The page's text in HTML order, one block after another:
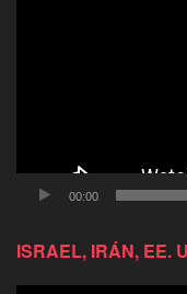
00:00
ISRAEL, IRÁN, EE.